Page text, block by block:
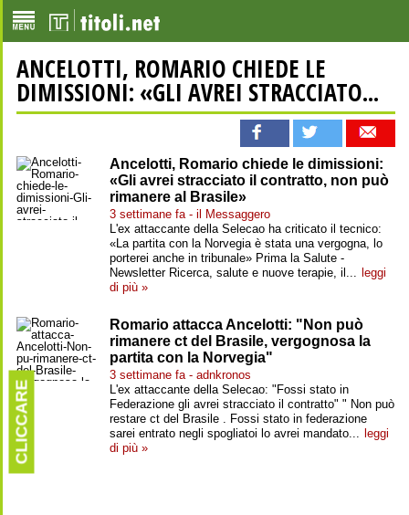
ANCELOTTI, ROMARIO CHIEDE LE
DIMISSIONI: «GLI AVREI STRACCIATO...
Ancelotti, Romario chiede le dimissioni:
«Gli avrei stracciato il contratto, non può
rimanere al Brasile»
3 settimane fa - il Messaggero
L'ex attaccante della Selecao ha criticato il tecnico:
«La partita con la Norvegia è stata una vergogna, lo
porterei anche in tribunale» Prima la Salute -
Newsletter Ricerca, salute e nuove terapie, il... leggi
di più »
Romario attacca Ancelotti: "Non può
rimanere ct del Brasile, vergognosa la
partita con la Norvegia"
3 settimane fa - adnkronos
L'ex attaccante della Selecao: "Fossi stato in
Federazione gli avrei stracciato il contratto" " Non può
restare ct del Brasile . Fossi stato in federazione
sarei entrato negli spogliatoi lo avrei mandato... leggi
di più »
CLICCARE